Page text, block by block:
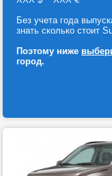
Без учета года
знать сколько стоит
Поэтому ниже
город.